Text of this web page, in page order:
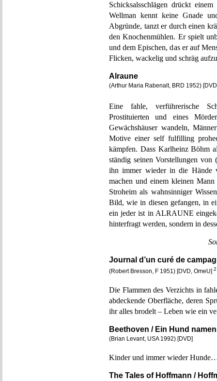
Schicksalsschlägen drückt
Wellman kennt keine Gnade
Abgründe, tanzt er durch einen
den Knochenmühlen. Er spielt
und dem Epischen, das er auf
Flicken, wackelig und schräg
Alraune
(Arthur Maria Rabenalt, BRD 1952)
Eine fahle, verführerische
Prostituierten und eines
Gewächshäuser wandeln,
Motive einer self fulfilling
kämpfen. Dass Karlheinz Böhm
ständig seinen Vorstellungen
ihn immer wieder in die Hände
machen und einem kleinen
Stroheim als wahnsinniger
Bild, wie in diesen gefangen, in
ein jeder ist in ALRAUNE
hinterfragt werden, sondern in
Journal d’un curé de
(Robert Bresson, F 1951) [DVD, OmeU] 2
Die Flammen des Verzichts in
abdeckende Oberfläche, deren
ihr alles brodelt – Leben wie ein
Beethoven / Ein Hund
(Brian Levant, USA 1992) [DVD]
Kinder und immer wieder
The Tales of Hoffmann /